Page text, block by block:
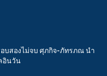
บสองไม่จบ ศุภกิจ-ภัทรภณ นำ
อินวัน